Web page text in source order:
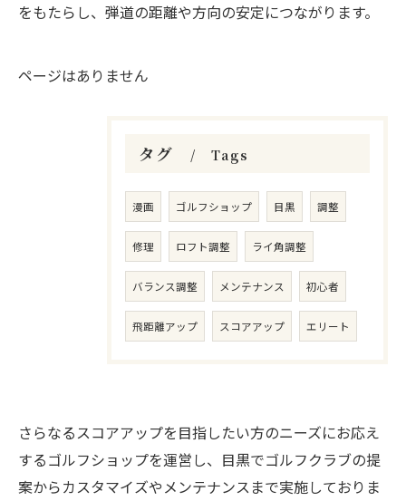
をもたらし、弾道の距離や方向の安定につながります。
ページはありません
タグ Tags
漫画 ゴルフショップ 目黒 調整
修理 ロフト調整 ライ角調整
バランス調整 メンテナンス 初心者
飛距離アップ スコアアップ エリート
さらなるスコアアップを目指したい方のニーズにお応え
するゴルフショップを運営し、目黒でゴルフクラブの提
案からカスタマイズやメンテナンスまで実施しておりま